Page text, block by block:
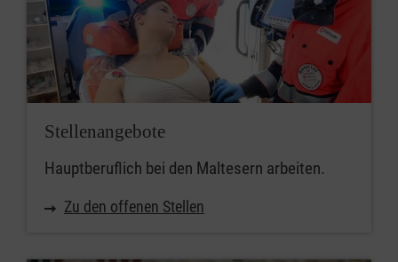
Stellenangebote
Hauptberuflich bei den Maltesern arbeiten.
Zu den offenen Stellen